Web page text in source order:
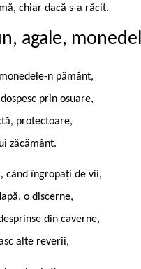
chiar dacă s-a răcit.
agale,
n pământ,
prin osuare,
protectoare,
zăcământ.
când îngropați de vii,
o discerne,
din caverne,
alte reverii,